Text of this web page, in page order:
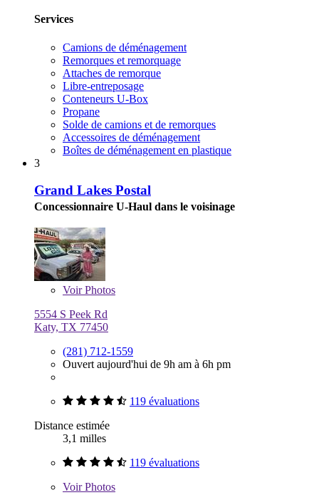
Services
Camions de déménagement
Remorques et remorquage
Attaches de remorque
Libre-entreposage
Conteneurs U-Box
Propane
Solde de camions et de remorques
Accessoires de déménagement
Boîtes de déménagement en plastique
3
Grand Lakes Postal
Concessionnaire U-Haul dans le voisinage
VoirPhotos
5554 S Peek Rd
Katy, TX 77450
(281) 712-1559
Ouvert aujourd'hui de 9h am à 6h pm
119 évaluations
Distance estimée
3,1 milles
119 évaluations
VoirPhotos